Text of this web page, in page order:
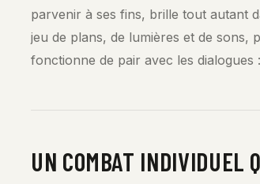
parvenir à ses fins, brille tout autant
jeu de plans, de lumières et de sons,
fonctionne de pair avec les dialogues
UN COMBAT INDIVIDUEL